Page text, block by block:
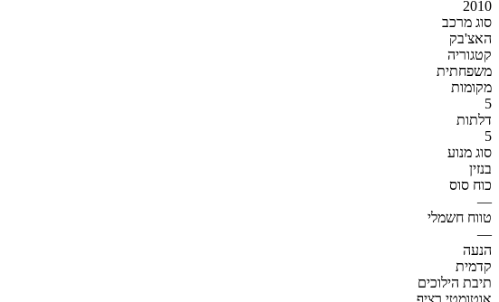
2010
סוג מרכב
האצ'בק
קטגוריה
משפחתית
מקומות
5
דלתות
5
סוג מנוע
בנזין
כוח סוס
—
טווח חשמלי
—
הנעה
קדמית
תיבת הילוכים
אוטומטי רציף